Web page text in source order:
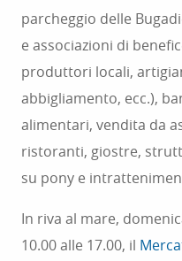
parcheggio delle
e associazioni di
produttori locali,
abbigliamento, ecc.),
alimentari, vendita da
ristoranti, giostre,
su pony e
In riva al mare,
10.00 alle 17.00, il